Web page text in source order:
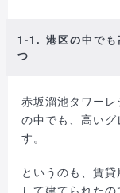
1-1. 港区の中でも
つ
赤坂溜池タワー
の中でも、高い
す。
というのも、賃